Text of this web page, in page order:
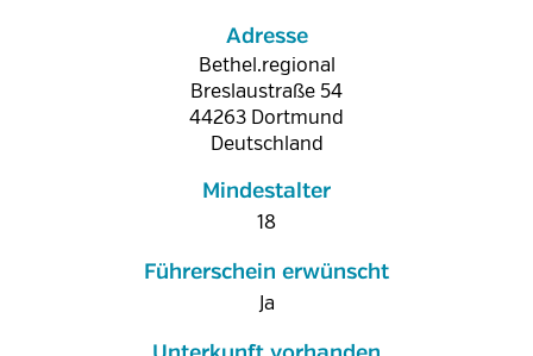
Adresse
Bethel.regional
Breslaustraße 54
44263 Dortmund
Deutschland
Mindestalter
18
Führerschein erwünscht
Ja